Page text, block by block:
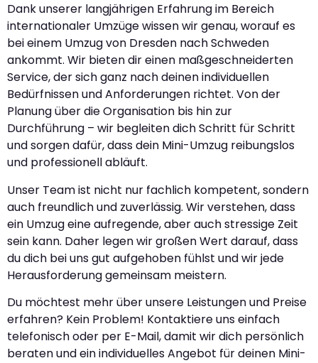
Dank unserer langjährigen Erfahrung im Bereich
internationaler Umzüge wissen wir genau, worauf es
bei einem Umzug von Dresden nach Schweden
ankommt. Wir bieten dir einen maßgeschneiderten
Service, der sich ganz nach deinen individuellen
Bedürfnissen und Anforderungen richtet. Von der
Planung über die Organisation bis hin zur
Durchführung – wir begleiten dich Schritt für Schritt
und sorgen dafür, dass dein Mini-Umzug reibungslos
und professionell abläuft.
Unser Team ist nicht nur fachlich kompetent, sondern
auch freundlich und zuverlässig. Wir verstehen, dass
ein Umzug eine aufregende, aber auch stressige Zeit
sein kann. Daher legen wir großen Wert darauf, dass
du dich bei uns gut aufgehoben fühlst und wir jede
Herausforderung gemeinsam meistern.
Du möchtest mehr über unsere Leistungen und Preise
erfahren? Kein Problem! Kontaktiere uns einfach
telefonisch oder per E-Mail, damit wir dich persönlich
beraten und ein individuelles Angebot für deinen Mini-